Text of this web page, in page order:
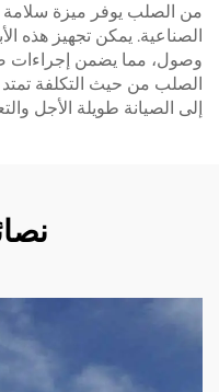
من الصلب يوفر ميزة
الصناعية. يمكن تجهيز هذه
وصول، مما يضمن إجراءات
الصلب من حيث التكلفة تمتد
إلى الصيانة طويلة الأجل